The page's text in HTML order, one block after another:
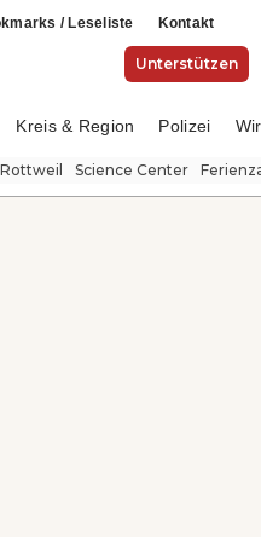
/ Leseliste Kontakt
Unterstützen
Kreis & Region Polizei
Science Center